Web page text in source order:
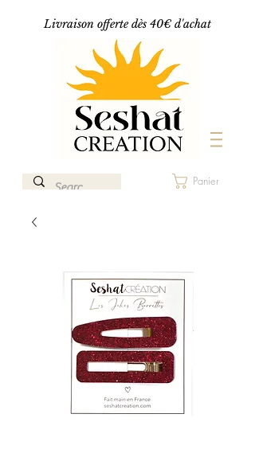
Livraison offerte dès 40€ d'achat
Panier